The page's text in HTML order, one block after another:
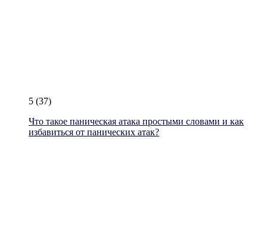
5 (37)
Что такое паническая атака простыми словами и как
избавиться от панических атак?